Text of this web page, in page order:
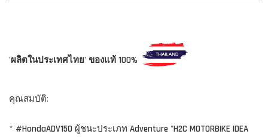
'ผลิตในประเทศไทย' ของแท้ 100%
คุณสมบัติ:
* #HondaADV150 ผู้ชนะประเภท Adventure "H2C MOTORBIKE IDEA